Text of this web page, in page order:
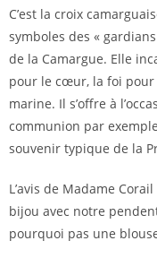
C’est la croix
symboles des «
de la Camargue. Elle
pour le cœur, la foi pour
marine. Il s’offre à
communion par
souvenir typique de la
L’avis de Madame
bijou avec notre
pourquoi pas une